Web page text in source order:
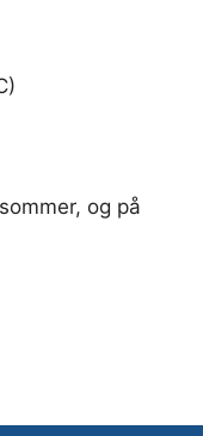
og på